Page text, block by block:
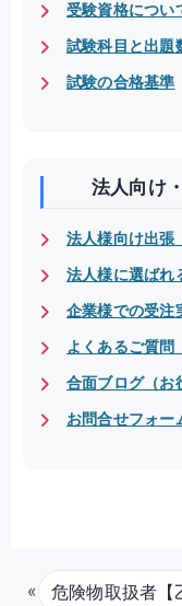
受験資格につい
試験科目と出題
試験の合格基準
法人向け
法人様向け出張
法人様に選ばれ
企業様での受注
よくあるご質問
合面ブログ（お
お問合せフォー
«
危険物取扱者